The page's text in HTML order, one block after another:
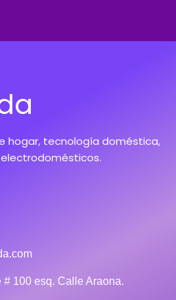
hogar, tecnología doméstica,
100 esq. Calle Araona.